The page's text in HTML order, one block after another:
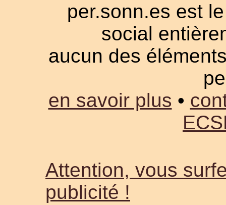
per.sonn.es est
social
aucun des
en savoir plus •
Attention, vous
publicité !